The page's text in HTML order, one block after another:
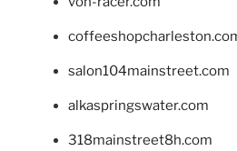
salon104mainstreet.com
alkaspringswater.com
318mainstreet8h.com